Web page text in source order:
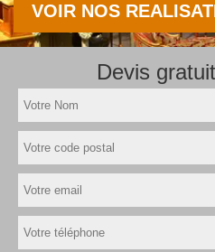
VOIR NOS
Devis